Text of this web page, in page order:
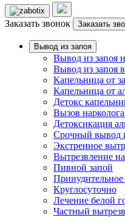
Заказать звонок Заказать
Вывод из запоя
Вывод из запоя
Вывод из запоя
Капельница от
Капельница от
Детокс
Вызов
Детоксикация
Срочный вывод
Экстренное
Вытрезвление
Пивной запой
Принудительное
Круглосуточно
Лечение белой
Частный